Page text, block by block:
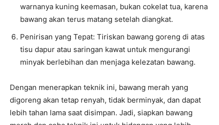
warnanya kuning keemasan, bukan cokelat tua, karena
bawang akan terus matang setelah diangkat.
Penirisan yang Tepat: Tiriskan bawang goreng di atas
tisu dapur atau saringan kawat untuk mengurangi
minyak berlebihan dan menjaga kelezatan bawang.
Dengan menerapkan teknik ini, bawang merah yang
digoreng akan tetap renyah, tidak berminyak, dan dapat
lebih tahan lama saat disimpan. Jadi, siapkan bawang